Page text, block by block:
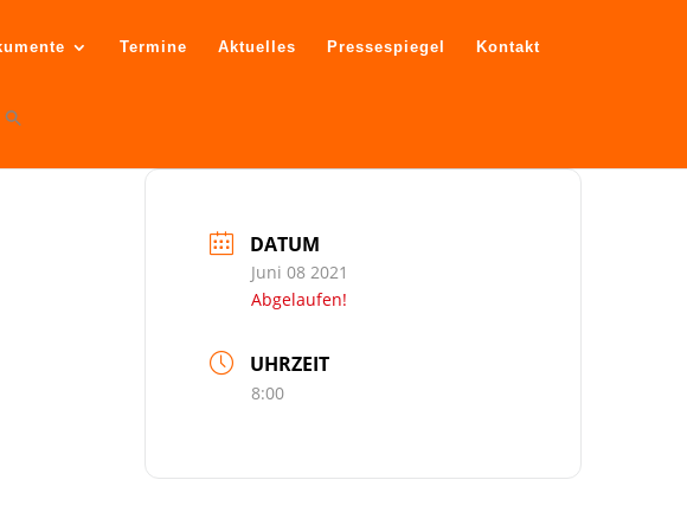
Termine Aktuelles Pressespiegel Kontakt
DATUM
Juni 08 2021
Abgelaufen!
UHRZEIT
8:00